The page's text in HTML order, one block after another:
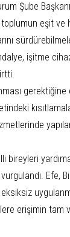
Şube
eşit
işitme
bireyleri
Efe,
erişimin tam